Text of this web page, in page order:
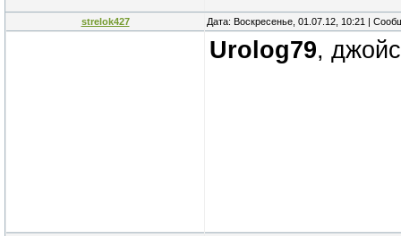
strelok427 Дата: Воскресенье, 01.07.12, 10:21 |
Urolog79,